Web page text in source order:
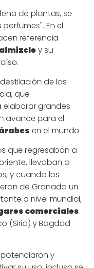
de plantas, se
En el
referencia
y su
de las
que
elaborar grandes
avance para el
en el mundo.
que regresaban a
llevaban a
y cuando los
de Granada un
a nivel mundial,
comerciales
(Siria) y Bagdad
potenciaron y